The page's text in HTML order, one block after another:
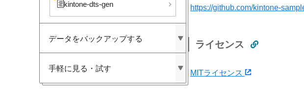
kintone-dts-gen
データを​バックアップする
手軽に​見る​・試す
https://github.com/kintone-
ライセンス
MITライセンス